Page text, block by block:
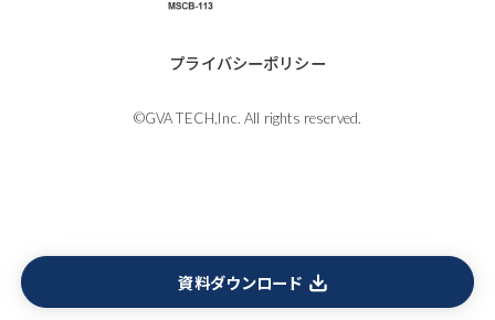
プライバシーポリシー
©GVA TECH,Inc. All rights reserved.
資料ダウンロード